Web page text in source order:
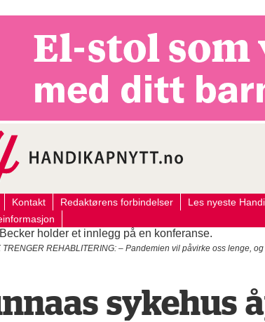
Kontakt Redaktørens forbindelser Les nyeste
TRENGER REHABLITERING: – Pandemien vil påvirke oss lenge,
sykehus